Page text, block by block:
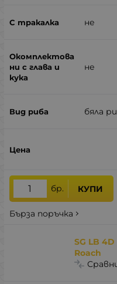
не
не
бяла
бр. КУПИ
Бърза поръчка
SG LB
Roach